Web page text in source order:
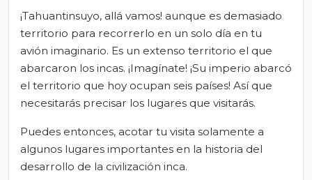
¡Tahuantinsuyo, allá vamos! aunque es demasiado
territorio para recorrerlo en un solo día en tu
avión imaginario. Es un extenso territorio el que
abarcaron los incas. ¡Imagínate! ¡Su imperio abarcó
el territorio que hoy ocupan seis países! Así que
necesitarás precisar los lugares que visitarás.
Puedes entonces, acotar tu visita solamente a
algunos lugares importantes en la historia del
desarrollo de la civilización inca.